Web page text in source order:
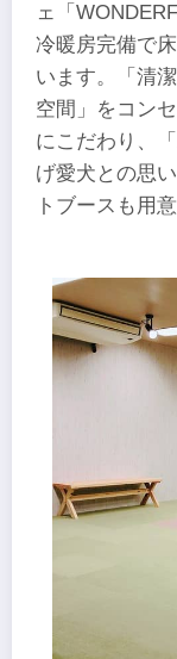
ェ「
冷暖房完備で
います。「清
空間」をコン
にこだわり、
げ愛犬との思
トブースも用